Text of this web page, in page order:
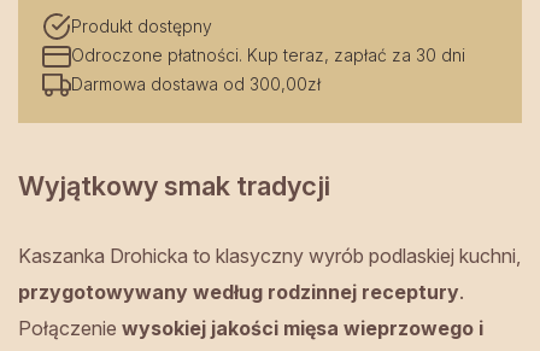
Produkt dostępny
Odroczone płatności. Kup teraz, zapłać za 30 dni
Darmowa dostawa od 300,00zł
Wyjątkowy smak tradycji
Kaszanka Drohicka to klasyczny wyrób podlaskiej kuchni,
przygotowywany według rodzinnej receptury.
Połączenie wysokiej jakości mięsa wieprzowego i